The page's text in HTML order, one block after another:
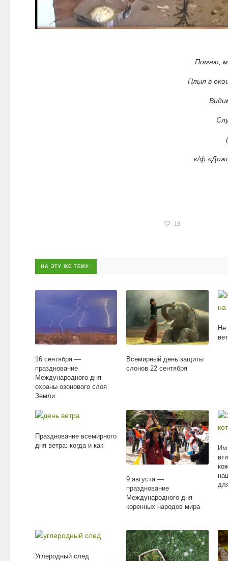
Помню,
Плыл в
к/ф
19
НА ЭТУ ЖЕ ТЕМУ:
16 сентября —
празднование
Международного дня
охраны озонового слоя
Земли
Всемирный день защиты
слонов 22 сентября
Не
Празднование всемирного
дня ветра: когда и как
9 августа —
празднование
Международного дня
коренных народов мира
Им
Углеродный след